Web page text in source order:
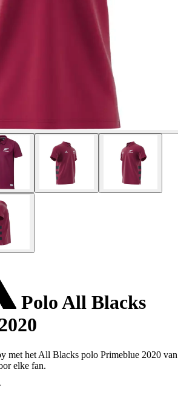
Polo All Blacks
met het All Blacks polo Primeblue 2020 van
elke fan.